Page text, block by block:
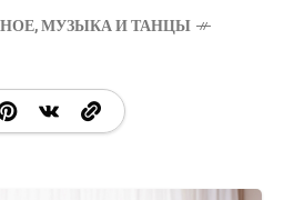
,МУЗЫКА И ТАНЦЫ